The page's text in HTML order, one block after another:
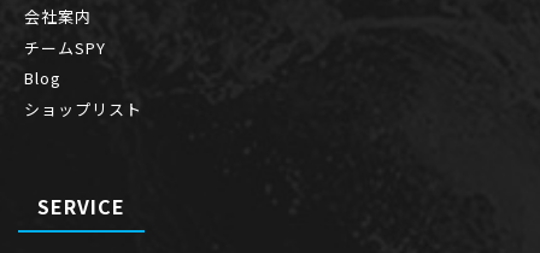
会社案内
チームSPY
Blog
ショップリスト
SERVICE